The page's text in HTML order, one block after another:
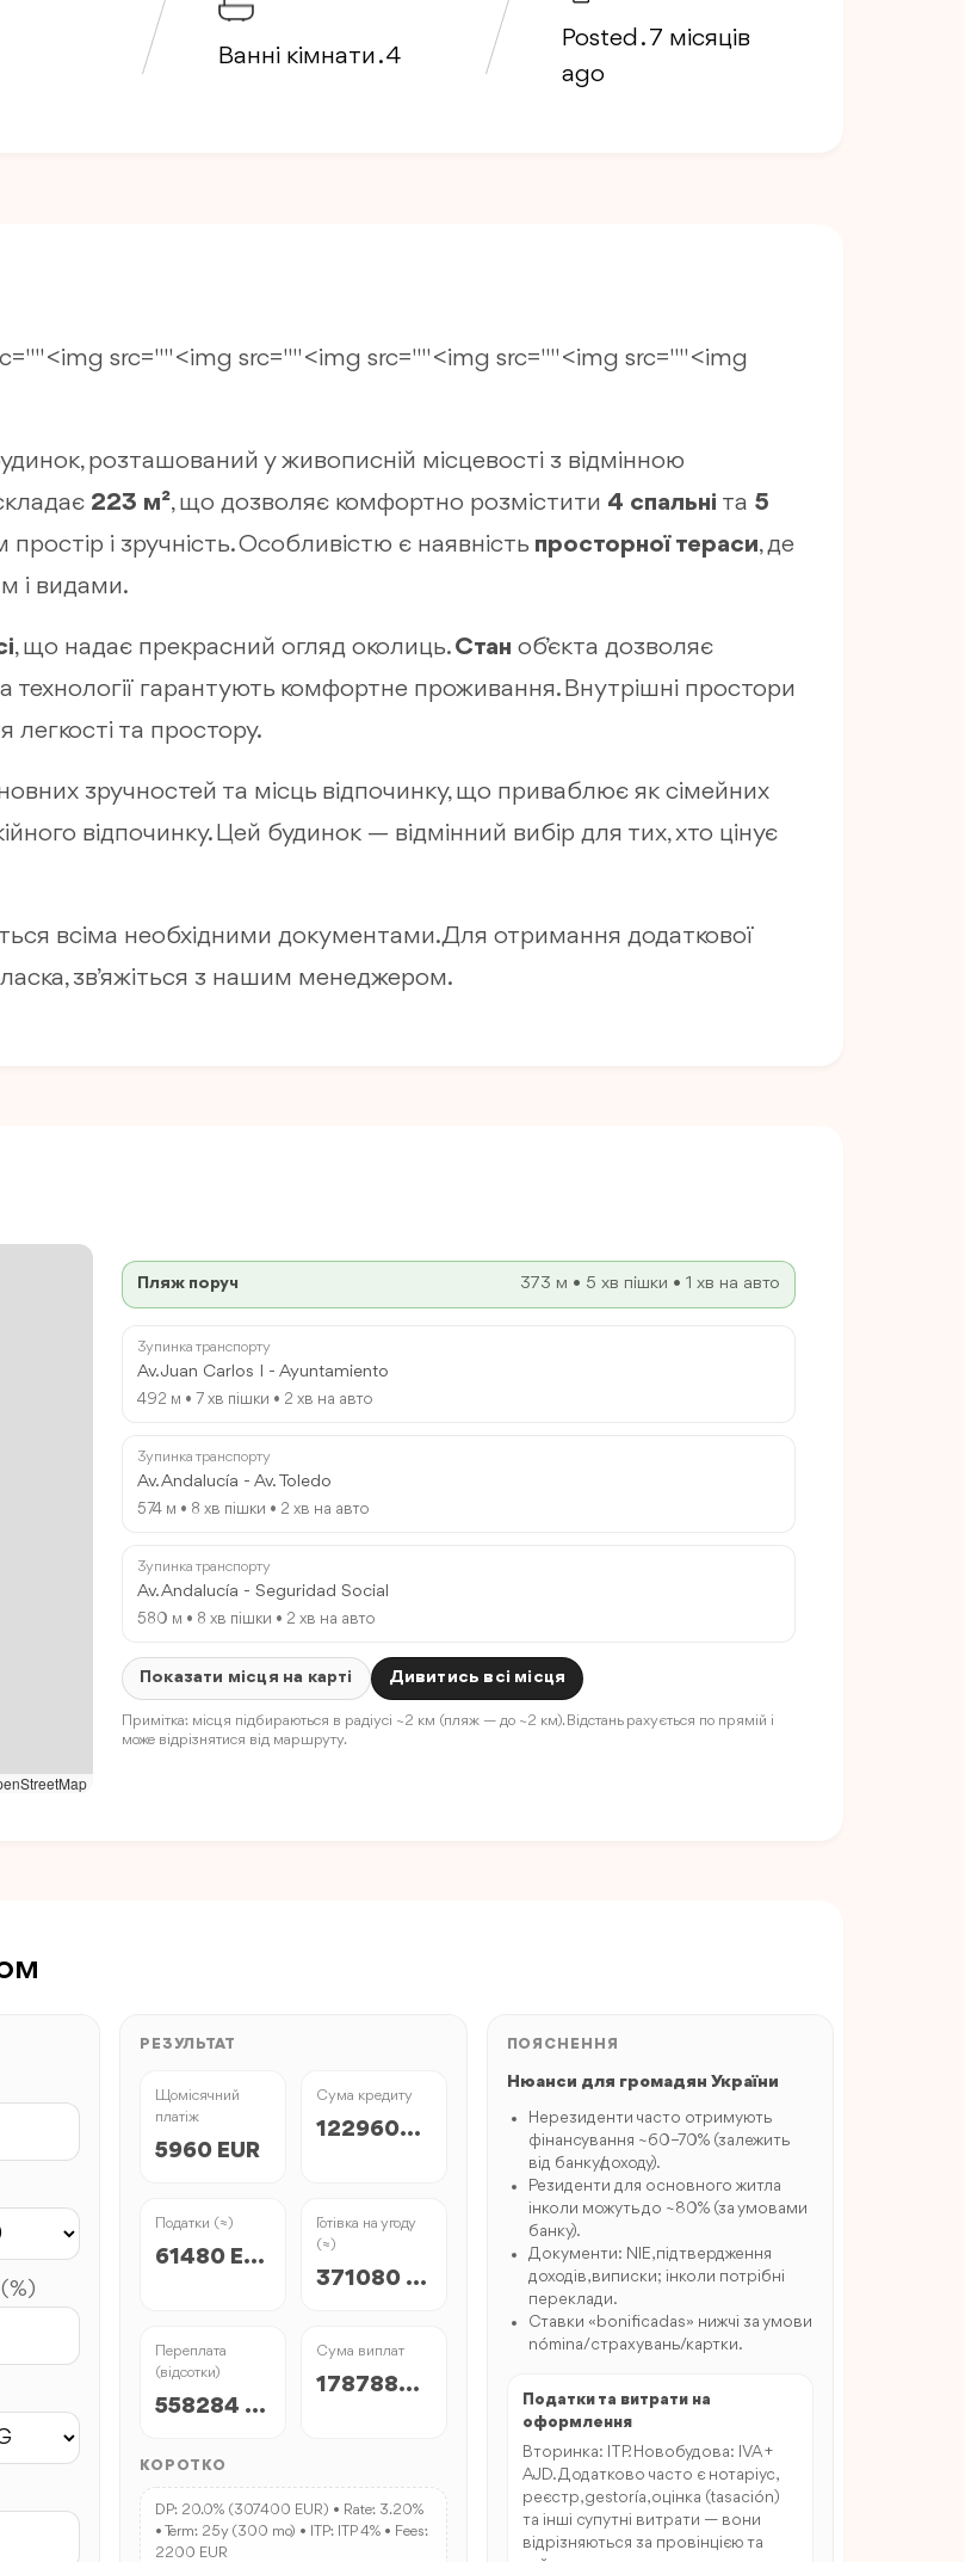
Ванні кімнати . 4
Posted . 7 місяців
ago
<img src="" <img src="" <img src="" <img src="" <img src="" <img
розташований у живописній місцевості з відмінною
223 м², що дозволяє комфортно розмістити 4 спальні та 5
і зручність. Особливістю є наявність просторної тераси, де
і видами.
, що надає прекрасний огляд околиць.Стан об’єкта дозволяє
технології гарантують комфортне проживання. Внутрішні простори
та простору.
зручностей та місць відпочинку, що приваблює як сімейних
відпочинку. Цей будинок — відмінний вибір для тих, хто цінує
всіма необхідними документами. Для отримання додаткової
ласка, зв’яжіться з нашим менеджером.
Пляж поруч 373 м • 5 хв пішки • 1 хв на авто
Зупинка транспорту
Av. Juan Carlos I - Ayuntamiento
492 м • 7 хв пішки • 2 хв на авто
Зупинка транспорту
Av. Andalucía - Av. Toledo
574 м • 8 хв пішки • 2 хв на авто
Зупинка транспорту
Av. Andalucía - Seguridad Social
580 м • 8 хв пішки • 2 хв на авто
Показати місця на карті Дивитись всі місця
Примітка: місця підбираються в радіусі ~2 км (пляж — до ~2 км). Відстань рахується по прямій і
може відрізнятися від маршруту.
РЕЗУЛЬТАТ
Щомісячний
платіж
5960 EUR
Сума кредиту
1229600 EUR
Податки (≈)
61480 EUR
Готівка на угоду
(≈)
371080 EUR
Переплата
(відсотки)
558284 EUR
Сума виплат
1787884 EUR
КОРОТКО
DP: 20.0% (307400 EUR) • Rate: 3.20%
• Term: 25y (300 mo) • ITP: ITP 4% • Fees:
2200 EUR
ПОЯСНЕННЯ
Нюанси для громадян України
Нерезиденти часто отримують
фінансування ~60–70% (залежить
від банку/доходу).
Резиденти для основного житла
інколи можуть до ~80% (за умовами
банку).
Документи: NIE, підтвердження
доходів, виписки; інколи потрібні
переклади.
Ставки «bonificadas» нижчі за умови
nómina/страхувань/картки.
Податки та витрати на
оформлення
Вторинка: ITP. Новобудова: IVA +
AJD. Додатково часто є нотаріус,
реєстр, gestoría, оцінка (tasación)
та інші супутні витрати — вони
відрізняються за провінцією та